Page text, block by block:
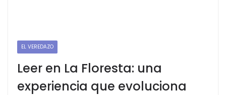
EL VEREDAZO
Leer en La Floresta: una
experiencia que evoluciona